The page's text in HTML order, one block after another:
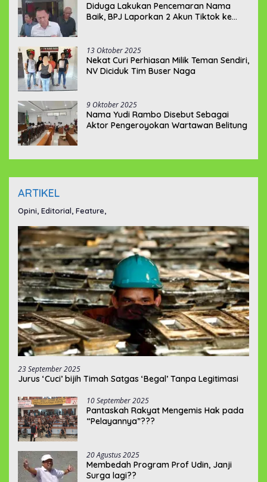
Diduga Lakukan Pencemaran Nama
Baik, BPJ Laporkan 2 Akun Tiktok ke
13 Oktober 2025
Nekat Curi Perhiasan Milik Teman Sendiri,
NV Diciduk Tim Buser Naga
9 Oktober 2025
Nama Yudi Rambo Disebut Sebagai
Aktor Pengeroyokan Wartawan Belitung
ARTIKEL
Opini, Editorial, Feature,
23 September 2025
Jurus ‘Cuci’ bijih Timah Satgas ‘Begal’ Tanpa Legitimasi
10 September 2025
Pantaskah Rakyat Mengemis Hak pada
“Pelayannya”???
20 Agustus 2025
Membedah Program Prof Udin, Janji
Surga lagi??